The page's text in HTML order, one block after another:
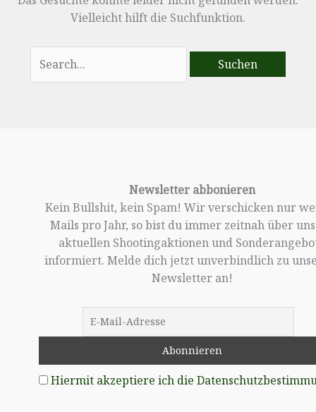
Vielleicht hilft die Suchfunktion.
nach:
Newsletter abbonieren
Kein Bullshit, kein Spam! Wir verschicken nur
Mails pro Jahr, so bist du immer zeitnah über
aktuellen Shootingaktionen und
informiert. Melde dich jetzt unverbindlich zu
Newsletter an!
Hiermit akzeptiere ich die